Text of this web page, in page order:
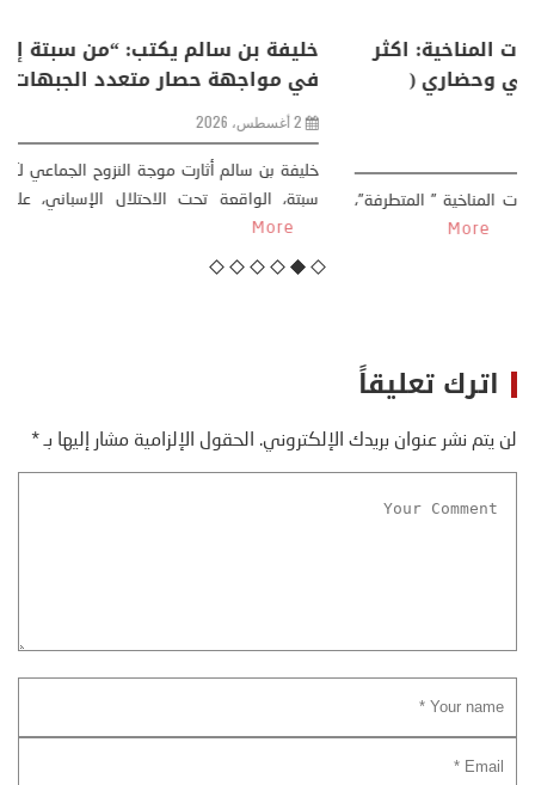
منذر بالضيافي يكتب حول: التغيرات المناخية: اكثر
من ظاهرة طبيعية .. تحول اجتماعي وحضاري (
مقاربة سوسيولوجية )
كتب: منذر بالضيافي بدأت قصتي مع التغييرات المناخية ” المتطرفة”،
منذ نهاية ثمانينات القرن الماضي، حين أطردنا ...
اترك تعليقاً
لن يتم نشر عنوان بريدك الإلكتروني. الحقول الإلزامية مشار إليها بـ*